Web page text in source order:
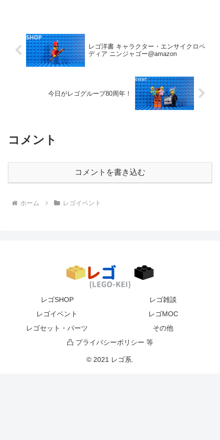
レゴ洋書 キャラクター・エンサイクロペ
ディア ニンジャゴー@amazon
今日がレゴグループ80周年！
コメント
コメントを書き込む
ホーム レゴイベント
レゴSHOP
レゴ雑談
レゴイベント
レゴMOC
レゴセット・パーツ
その他
凸 プライバシーポリシー 等
© 2021 レゴ系.